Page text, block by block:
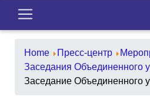
Home Пресс-центр
Заседания Объединенного
Заседание Объединенного